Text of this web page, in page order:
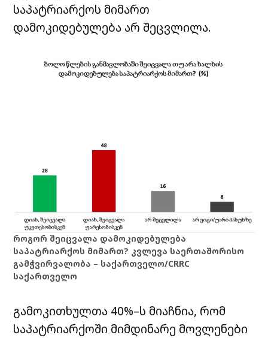
საპატრიარქოს მიმართ
დამოკიდებულება არ შეცვლილა.
როგორ შეიცვალა დამოკიდებულება
საპატრიარქოს მიმართ? კვლევა საერთაშორისო
გამჭვირვალობა – საქართველო/CRRC
საქართველო
გამოკითხულთა 40%–ს მიაჩნია, რომ
საპატრიარქოში მიმდინარე მოვლენები